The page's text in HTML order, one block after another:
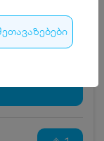
20₾
280₾
0 ₾
0 ₾